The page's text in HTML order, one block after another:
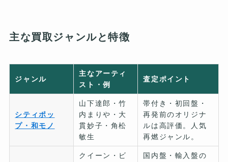
主な買取ジャンルと特徴
ジャンル
主なアーティ
スト・例
査定ポイント
シティポッ
プ・和モノ
山下達郎・竹
内まりや・大
貫妙子・角松
敏生
帯付き・初回盤・
再発前のオリジナ
ルは高評価。人気
再燃ジャンル。
クイーン・ビ
国内盤・輸入盤の